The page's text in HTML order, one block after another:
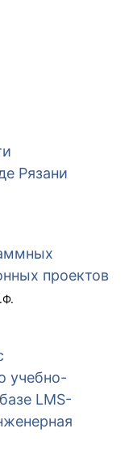
Рязани
проектов
учебно-
LMS-